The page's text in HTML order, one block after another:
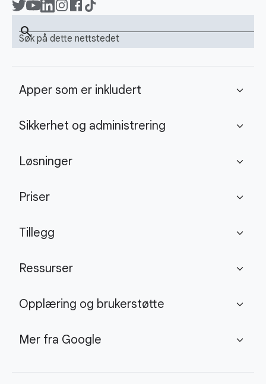
Søk på dette nettstedet
search
Apper som er inkludert expand_more
Sikkerhet og administrering expand_more
Løsninger expand_more
Priser expand_more
Tillegg expand_more
Ressurser expand_more
Opplæring og brukerstøtte expand_more
Mer fra Google expand_more